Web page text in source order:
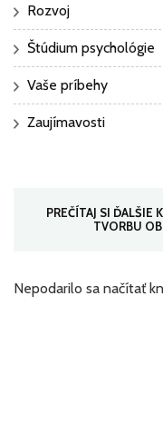
Rozvoj
Štúdium psychológie
Vaše príbehy
Zaujímavosti
PREČÍTAJ SI ĎALŠIE
TVORBU
Nepodarilo sa načítať